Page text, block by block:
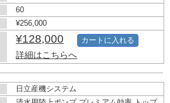
60
¥256,000
¥128,000
詳細はこちらへ
カートに入れる
日立産機システム